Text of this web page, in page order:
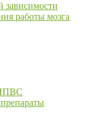
зависимости
работы мозга